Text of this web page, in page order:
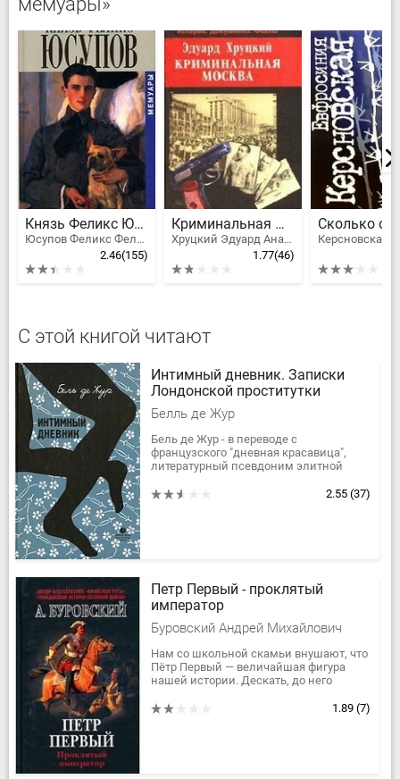
Князь Феликс Юсупов. Мемуары
Юсупов Феликс Феликсович, Князь Феликс Юсупов
2.46(155)
Криминальная Москва
Хруцкий Эдуард Анатольевич
1.77(46)
С этой книгой читают
Интимный дневник. Записки
Лондонской проститутки
Белль де Жур
Бель де Жур - в переводе с
французского "дневная красавица",
литературный псевдоним элитной
вызвал бурю эмоций у читателей и
2.55 (37)
Петр Первый - проклятый
император
Буровский Андрей Михайлович
Нам со школьной скамьи внушают, что
Пётр Первый — величайшая фигура
нашей истории. Дескать, до него
не успев взойти на трон, тут же...
1.89 (7)